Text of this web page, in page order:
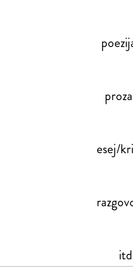
proza
esej/
itd